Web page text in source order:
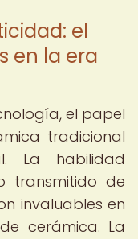
el
en la era
el papel
tradicional
La habilidad
transmitido de
invaluables en
cerámica. La